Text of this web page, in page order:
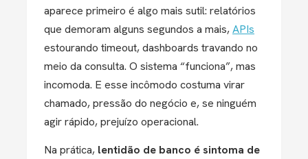
aparece primeiro é algo mais sutil: relatórios
que demoram alguns segundos a mais,APIs
estourando timeout, dashboards travando no
meio da consulta. O sistema “funciona”, mas
incomoda. E esse incômodo costuma virar
chamado, pressão do negócio e, se ninguém
agir rápido, prejuízo operacional.
Na prática, lentidão de banco é sintoma de